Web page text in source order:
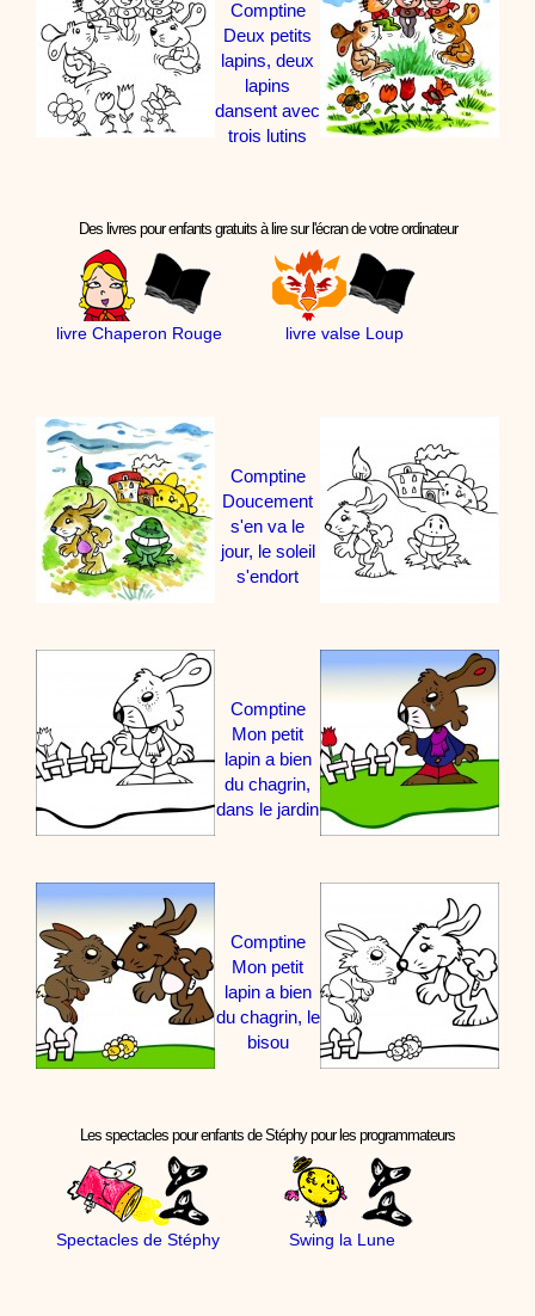
Comptine
Deux petits
lapins, deux
lapins
dansent avec
trois lutins
Des livres pour enfants gratuits à lire sur l'écran de votre ordinateur
livre Chaperon Rouge livre valse Loup
Comptine
Doucement
s'en va le
jour, le soleil
s'endort
Comptine
Mon petit
lapin a bien
du chagrin,
dans le jardin
Comptine
Mon petit
lapin a bien
du chagrin, le
bisou
Les spectacles pour enfants de Stéphy pour les programmateurs
Spectacles de Stéphy Swing la Lune